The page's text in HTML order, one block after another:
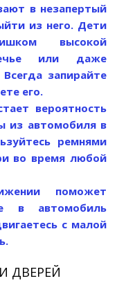
в незапертый
из него. Дети
высокой
или даже
запирайте
его.
вероятность
из автомобиля в
ремнями
во время любой
поможет
в автомобиль
с малой
ДВЕРЕЙ